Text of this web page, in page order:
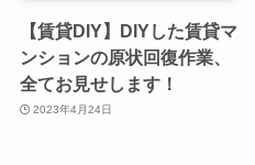
【賃貸DIY】DIYした賃貸マ
ンションの原状回復作業、
全てお見せします！
2023年4月24日